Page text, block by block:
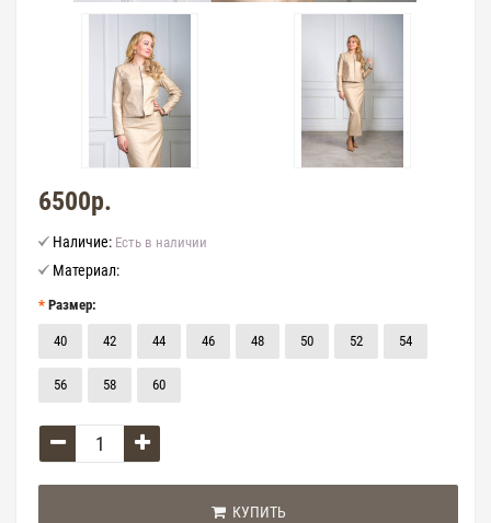
6500р.
Наличие: Есть в наличии
Материал:
Размер:
40 42 44 46 48 50 52 54
56 58 60
КУПИТЬ